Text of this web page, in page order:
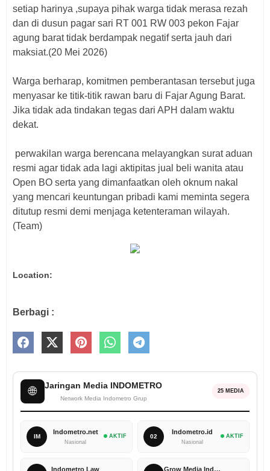
setiap harinya ,supaya pihak warga tidak merasa rezah
dan di dusun pagar sari RT 001 RW 003 pekon Fajar
agung barat tidak berdampak negatif serta jauh dari
maksiat.(20 Mei 2026)
Warga berharap, komitmen pemberantasan tersebut juga
menyasar ke titik-titik rawan baru di Fajar Agung Barat.
Jika tidak ada tindakan tegas dari APH dalam waktu
dekat.
perwakilan warga berencana melayangkan surat aduan
resmi agar tidak ada lagi aktipitas jual beli wanita atau
Open BO serta yang dimanfaatkan oleh oknum nakal
yang mencari keuntungan pribadi kami meminta segera
ditutup resmi demi menjaga ketenteraman wilayah.
(Team)
Location:
Berbagi :
🌐 Jaringan Media INDOMETRO
Network Media Indometro Grup
25 MEDIA
IM
Indometro.net
Nasional
AKTIF 02
Indometro.id
Nasional
AKTIF
Indometro Law Grow Media Indonesia